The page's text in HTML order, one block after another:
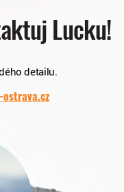
Lucku!
detailu.